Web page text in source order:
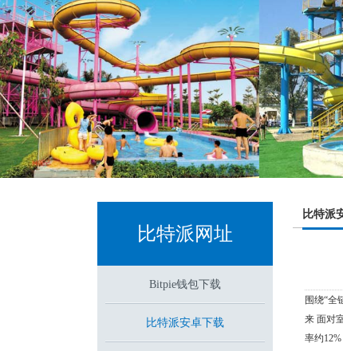
比特派网址
Bitpie钱包下载
比特派安卓下载
比特派
围绕“全
来 面对
率约